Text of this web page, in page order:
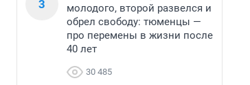
3
молодого, второй развелся и
обрел свободу: тюменцы —
про перемены в жизни после
40 лет
30 485